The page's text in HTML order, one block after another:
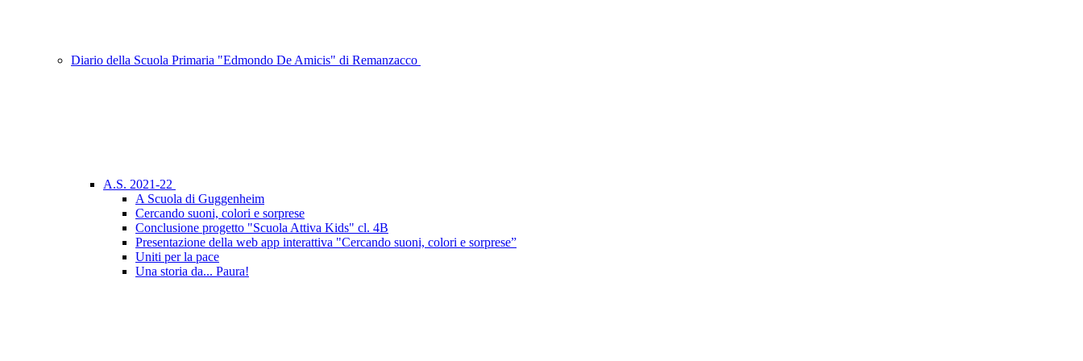
Diario della Scuola Primaria "Edmondo De Amicis" di Remanzacco
A.S. 2021-22
A Scuola di Guggenheim
Cercando suoni, colori e sorprese
Conclusione progetto "Scuola Attiva Kids" cl. 4B
Presentazione della web app interattiva "Cercando suoni, colori e sorprese”
Uniti per la pace
Una storia da... Paura!